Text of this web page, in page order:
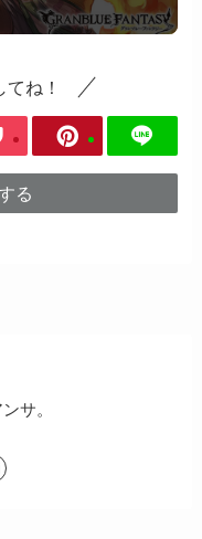
ね！
る
サ。